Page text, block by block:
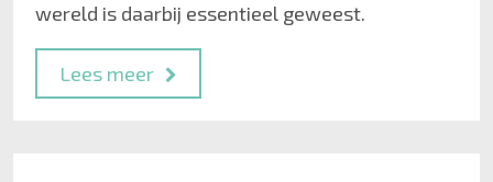
wereld is daarbij essentieel geweest.
Lees meer